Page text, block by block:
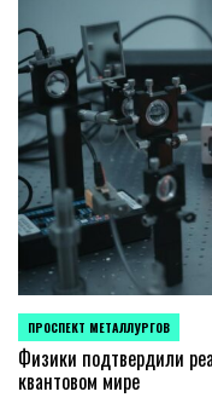
POSTED
IN
ПРОСПЕКТ МЕТАЛЛУРГОВ
Физики подтвердили
квантовом мире